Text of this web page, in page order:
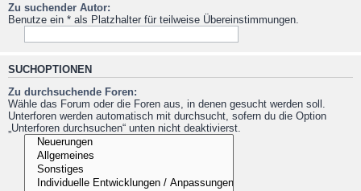
Zu suchender Autor:
Benutze ein * als Platzhalter für teilweise Übereinstimmungen.
SUCHOPTIONEN
Zu durchsuchende Foren:
Wähle das Forum oder die Foren aus, in denen gesucht werden soll.
Unterforen werden automatisch mit durchsucht, sofern du die Option
„Unterforen durchsuchen“ unten nicht deaktivierst.